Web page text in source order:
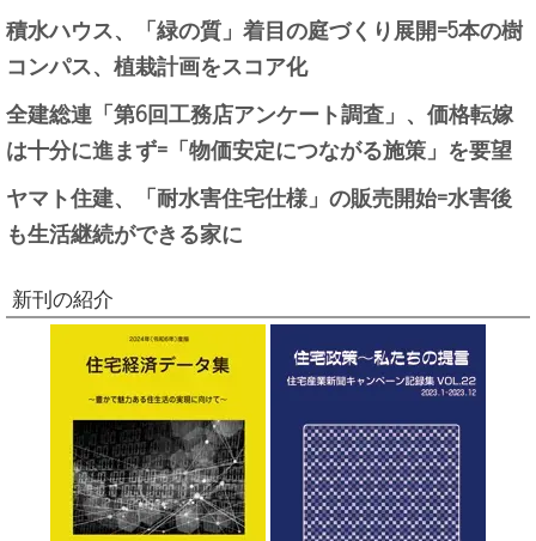
積水ハウス、「緑の質」着目の庭づくり展開=5本の樹
コンパス、植栽計画をスコア化
全建総連「第6回工務店アンケート調査」、価格転嫁
は十分に進まず=「物価安定につながる施策」を要望
ヤマト住建、「耐水害住宅仕様」の販売開始=水害後
も生活継続ができる家に
新刊の紹介